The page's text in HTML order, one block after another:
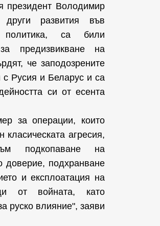
президент Володимир
развития във
политика, са били
предизвикване на
че заподозрените
с Русия и Беларус и са
си от есента
за операции, които
класическата агресия,
подкопаване на
доверие, подхранване
и експлоатация на
от войната, като
руско влияние", заяви